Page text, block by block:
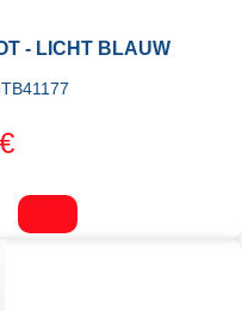
- LICHT BLAUW